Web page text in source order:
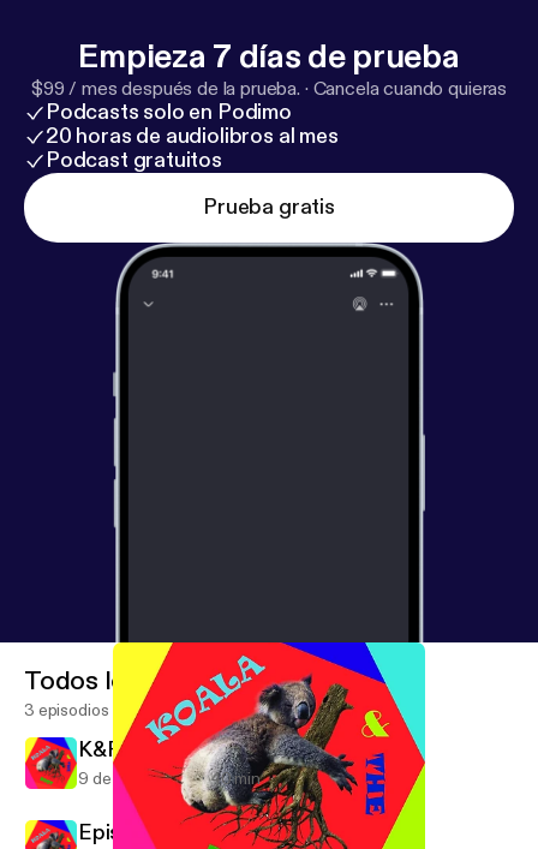
Empieza 7 días de prueba
$99 / mes después de la prueba. · Cancela cuando quieras
Podcasts solo en Podimo
20 horas de audiolibros al mes
Podcast gratuitos
Prueba gratis
Todos los episodios
3 episodios
K&R Episode 16 - WE'RE BACK!
9 de jun de 2017 40 min
Episode 15 - The Missing Episode